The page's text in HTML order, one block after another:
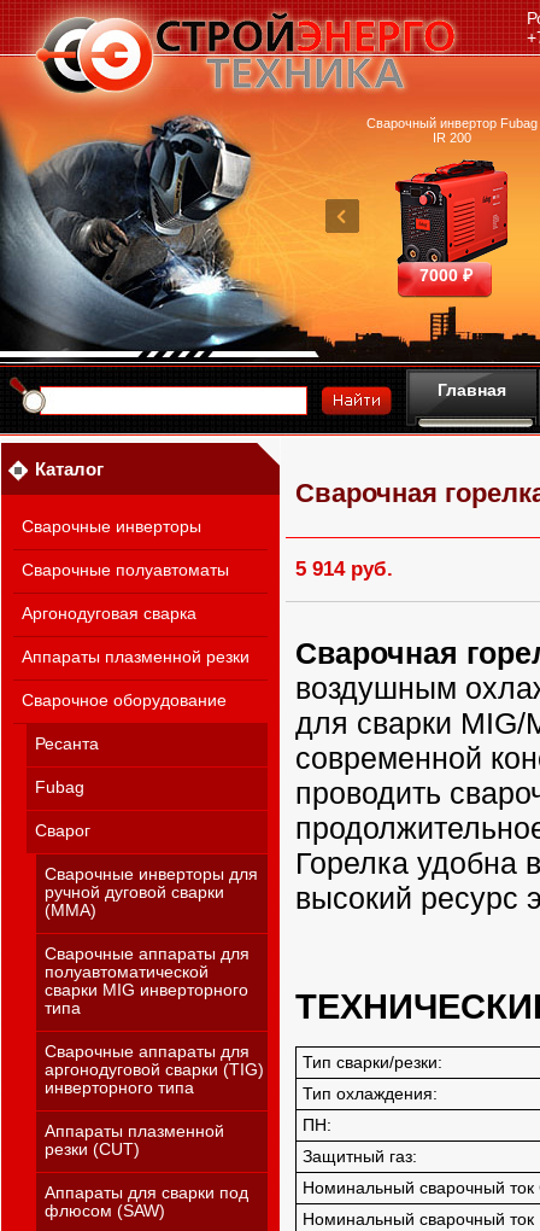
аппарат Ресанта
САИПА-200 ММА
25390 ₽
Машина термической резки
FUBAG INCUT10
460700 ₽
Сварочный инвертор Fubag
IR 200
7000 ₽
Главная
Каталог
Сварочные инверторы
Сварочные полуавтоматы
Аргонодуговая сварка
Аппараты плазменной резки
Сварочное оборудование
Ресанта
Fubag
Сварог
Сварочные инверторы для
ручной дуговой сварки
(MMA)
Сварочные аппараты для
полуавтоматической
сварки MIG инверторного
типа
Сварочные аппараты для
аргонодуговой сварки (TIG)
инверторного типа
Аппараты плазменной
резки (CUT)
Аппараты для сварки под
флюсом (SAW)
Сварочная
5 914 руб.
Сварочная
воздушным
для сварки MIG/
современной
проводить
Горелка удобна
высокий ресурс
Тип сварки/резки:
Тип охлаждения:
ПН:
Защитный газ:
Номинальный сварочный ток
Номинальный сварочный ток